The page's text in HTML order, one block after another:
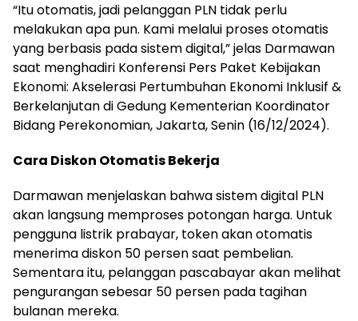
“Itu otomatis, jadi pelanggan PLN tidak perlu
melakukan apa pun. Kami melalui proses otomatis
yang berbasis pada sistem digital,” jelas Darmawan
saat menghadiri Konferensi Pers Paket Kebijakan
Ekonomi: Akselerasi Pertumbuhan Ekonomi Inklusif &
Berkelanjutan di Gedung Kementerian Koordinator
Bidang Perekonomian, Jakarta, Senin (16/12/2024).
Cara Diskon Otomatis Bekerja
Darmawan menjelaskan bahwa sistem digital PLN
akan langsung memproses potongan harga. Untuk
pengguna listrik prabayar, token akan otomatis
menerima diskon 50 persen saat pembelian.
Sementara itu, pelanggan pascabayar akan melihat
pengurangan sebesar 50 persen pada tagihan
bulanan mereka.